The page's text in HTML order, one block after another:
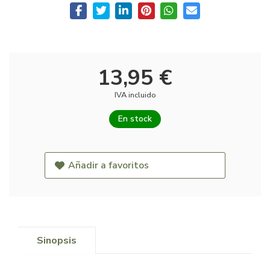
13,95 €
IVA incluido
En stock
Añadir a favoritos
Sinopsis